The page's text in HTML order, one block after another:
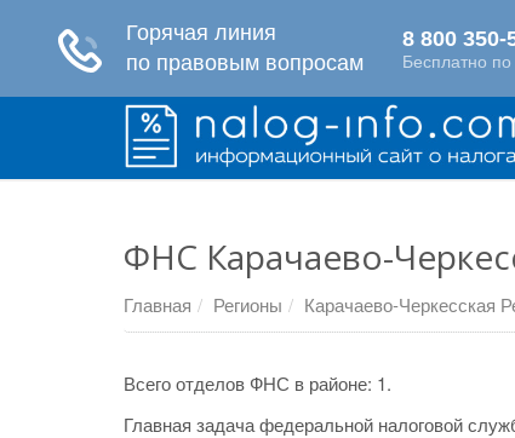
ФНС Карачаево-
Главная Регионы Карачаево-Черкесская
Всего отделов ФНС в районе: 1.
Главная задача федеральной налоговой